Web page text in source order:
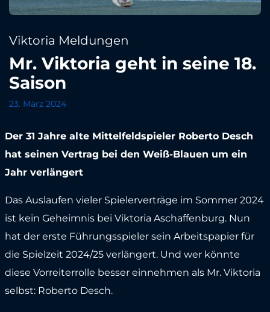
Viktoria Meldungen
Mr. Viktoria geht in seine 18.
Saison
23. März 2024
Der 31 Jahre alte Mittelfeldspieler Roberto Desch
hat seinen Vertrag bei den Weiß-Blauen um ein
Jahr verlängert
Das Auslaufen vieler Spielerverträge im Sommer 2024
ist kein Geheimnis bei Viktoria Aschaffenburg. Nun
hat der erste Führungsspieler sein Arbeitspapier für
die Spielzeit 2024/25 verlängert. Und wer könnte
diese Vorreiterrolle besser einnehmen als Mr. Viktoria
selbst: Roberto Desch.